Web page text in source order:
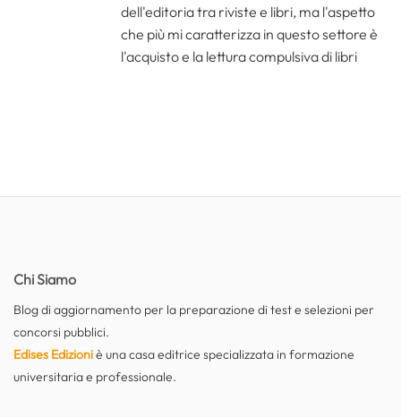
dell'editoria tra riviste e libri, ma l'aspetto
che più mi caratterizza in questo settore è
l'acquisto e la lettura compulsiva di libri
Chi Siamo
Blog di aggiornamento per la preparazione di test e selezioni per
concorsi pubblici.
Edises Edizioniè una casa editrice specializzata in formazione
universitaria e professionale.